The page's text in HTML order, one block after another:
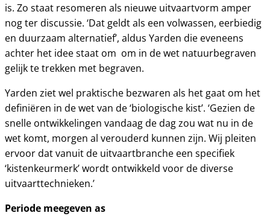
is. Zo staat resomeren als nieuwe uitvaartvorm amper
nog ter discussie. ‘Dat geldt als een volwassen, eerbiedig
en duurzaam alternatief’, aldus Yarden die eveneens
achter het idee staat om om in de wet natuurbegraven
gelijk te trekken met begraven.
Yarden ziet wel praktische bezwaren als het gaat om het
definiëren in de wet van de ‘biologische kist’. ‘Gezien de
snelle ontwikkelingen vandaag de dag zou wat nu in de
wet komt, morgen al verouderd kunnen zijn. Wij pleiten
ervoor dat vanuit de uitvaartbranche een specifiek
‘kistenkeurmerk’ wordt ontwikkeld voor de diverse
uitvaarttechnieken.’
Periode meegeven as